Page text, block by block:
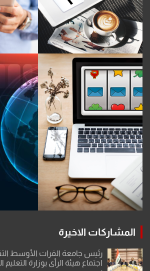
المشاركات الاخيرة
رئيس جامعة الفرات الأوسط
اجتماع هيئة الرأي بوزارة التعليم